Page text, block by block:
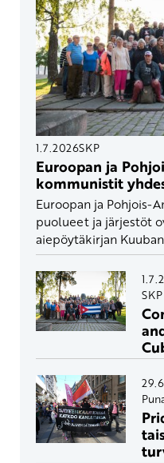
1.7.2026SKP
Euroopan ja
kommunistit
Euroopan ja Pohjois-
puolueet ja järjestöt
aiepöytäkirjan
SKP